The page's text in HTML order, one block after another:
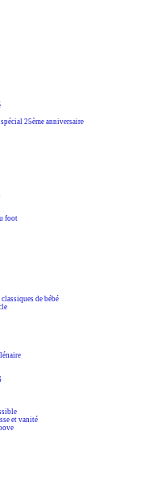
25ème anniversaire
foot
de bébé
et vanité